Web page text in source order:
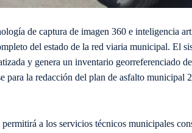
de captura de imagen 360 e inteligencia
del estado de la red viaria municipal. El
y genera un inventario georreferenciado
para la redacción del plan de asfalto municipal
a los servicios técnicos municipales